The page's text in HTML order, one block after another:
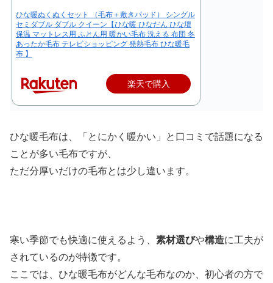
ひな暖ぬくぬくセット （毛布＋敷きパッド） シングル
セミダブル ダブル クイーン【ひな暖 ひなだん ひな壇
保温 マットレス用 ふとん用 暖かい毛布 洗える 布団 冬
あったか毛布 テレビショッピング 発熱毛布 ひな暖毛
布 】
楽天で購入
ひな暖毛布は、「とにかく暖かい」と口コミで話題になる
ことが多い毛布ですが、
ただ分厚いだけの毛布とは少し違います。
寒い季節でも快適に使えるよう、 素材選びや構造に工夫が
されているのが特徴です。
ここでは、ひな暖毛布がどんな毛布なのか、初心者の方で